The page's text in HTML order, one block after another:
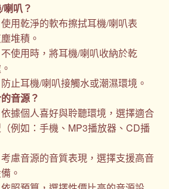
叭？
用乾淨的軟布擦拭耳機/喇叭表
堆積。
使用時，將耳機/喇叭收納於乾
止耳機/喇叭接觸水或潮濕環境。
音源？
據個人喜好與聆聽環境，選擇適合
例如：手機、MP3播放器、CD播
慮音源的音質表現，選擇支援高音
。